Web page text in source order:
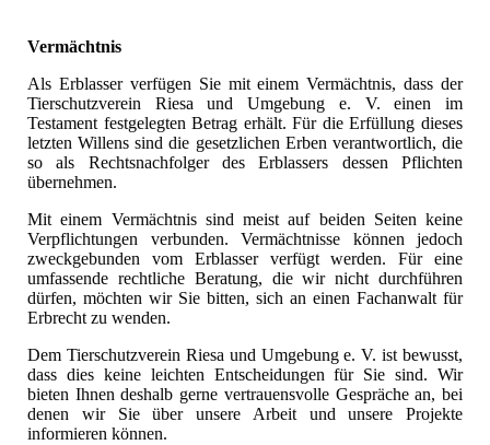
Vermächtnis
Als Erblasser verfügen Sie mit einem Vermächtnis, dass der
Tierschutzverein Riesa und Umgebung e. V. einen im
Testament festgelegten Betrag erhält. Für die Erfüllung dieses
letzten Willens sind die gesetzlichen Erben verantwortlich, die
so als Rechtsnachfolger des Erblassers dessen Pflichten
übernehmen.
Mit einem Vermächtnis sind meist auf beiden Seiten keine
Verpflichtungen verbunden. Vermächtnisse können jedoch
zweckgebunden vom Erblasser verfügt werden.Für eine
umfassende rechtliche Beratung, die wir nicht durchführen
dürfen, möchten wir Sie bitten, sich an einen Fachanwalt für
Erbrecht zu wenden.
Dem Tierschutzverein Riesa und Umgebung e. V. ist bewusst,
dass dies keine leichten Entscheidungen für Sie sind. Wir
bieten Ihnen deshalb gerne vertrauensvolle Gespräche an, bei
denen wir Sie über unsere Arbeit und unsere Projekte
informieren können.